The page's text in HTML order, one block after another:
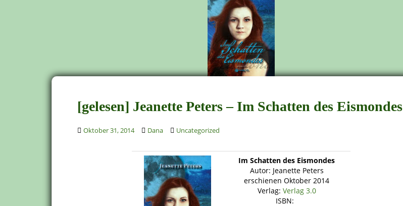
[gelesen] Jeanette Peters – Im Schatten des Eismondes
Oktober 31, 2014 Dana Uncategorized
Im Schatten des Eismondes
Autor: Jeanette Peters
erschienen Oktober 2014
Verlag: Verlag 3.0
ISBN: